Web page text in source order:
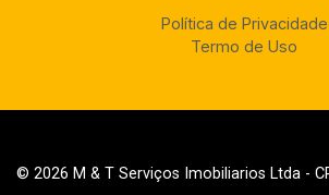
Política de Privacidade
Termo de Uso
© 2026 M & T Serviços Imobiliarios Ltda -